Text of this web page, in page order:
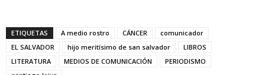
ETIQUETAS A medio rostro CÁNCER
comunicador
EL SALVADOR
hijo meritísimo de san salvador
LIBROS
LITERATURA
MEDIOS DE COMUNICACIÓN
PERIODISMO